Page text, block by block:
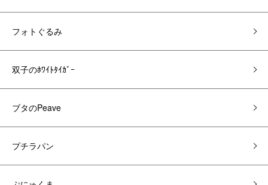
フォトぐるみ
双子のﾎﾜｲﾄﾀｲｶﾞｰ
ブタのPeave
プチラパン